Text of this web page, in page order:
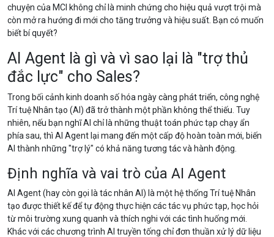
chuyện của MCI không chỉ là minh chứng cho hiệu quả vượt trội mà
còn mở ra hướng đi mới cho tăng trưởng và hiệu suất. Bạn có muốn
biết bí quyết?
AI Agent là gì và vì sao lại là "trợ thủ
đắc lực" cho Sales?
Trong bối cảnh kinh doanh số hóa ngày càng phát triển, công nghệ
Trí tuệ Nhân tạo (AI) đã trở thành một phần không thể thiếu. Tuy
nhiên, nếu bạn nghĩ AI chỉ là những thuật toán phức tạp chạy ẩn
phía sau, thì AI Agent lại mang đến một cấp độ hoàn toàn mới, biến
AI thành những "trợ lý" có khả năng tương tác và hành động.
Định nghĩa và vai trò của AI Agent
AI Agent (hay còn gọi là tác nhân AI) là một hệ thống Trí tuệ Nhân
tạo được thiết kế để tự động thực hiện các tác vụ phức tạp, học hỏi
từ môi trường xung quanh và thích nghi với các tình huống mới.
Khác với các chương trình AI truyền tống chỉ đơn thuần xử lý dữ liệu